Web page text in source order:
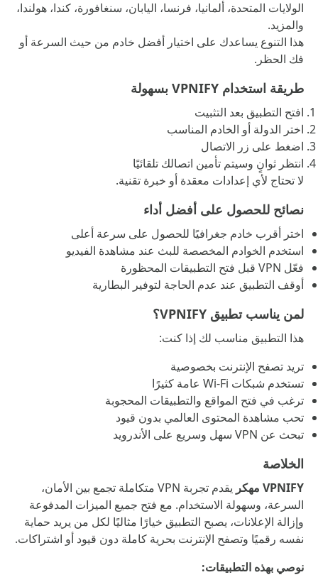
الولايات المتحدة، ألمانيا، فرنسا، اليابان، سنغافورة، كندا، هولندا،
والمزيد.
هذا التنوع يساعدك على اختيار أفضل خادم من حيث السرعة أو
فك الحظر.
طريقة استخدام VPNIFY بسهولة
افتح التطبيق بعد التثبيت
اختر الدولة أو الخادم المناسب
اضغط على زر الاتصال
انتظر ثوانٍ وسيتم تأمين اتصالك تلقائيًا
لا تحتاج لأي إعدادات معقدة أو خبرة تقنية.
نصائح للحصول على أفضل أداء
اختر أقرب خادم جغرافيًا للحصول على سرعة أعلى
استخدم الخوادم المخصصة للبث عند مشاهدة الفيديو
فعّل VPN قبل فتح التطبيقات المحظورة
أوقف التطبيق عند عدم الحاجة لتوفير البطارية
لمن يناسب تطبيق VPNIFY؟
هذا التطبيق مناسب لك إذا كنت:
تريد تصفح الإنترنت بخصوصية
تستخدم شبكات Wi-Fi عامة كثيرًا
ترغب في فتح المواقع والتطبيقات المحجوبة
تحب مشاهدة المحتوى العالمي بدون قيود
تبحث عن VPN سهل وسريع على الأندرويد
الخلاصة
VPNIFY مهكر
يقدم تجربة VPN متكاملة تجمع بين الأمان،
السرعة، وسهولة الاستخدام. مع فتح جميع الميزات المدفوعة
وإزالة الإعلانات، يصبح التطبيق خيارًا مثاليًا لكل من يريد حماية
نفسه رقميًا وتصفح الإنترنت بحرية كاملة دون قيود أو اشتراكات.
نوصي بهذه التطبيقات: